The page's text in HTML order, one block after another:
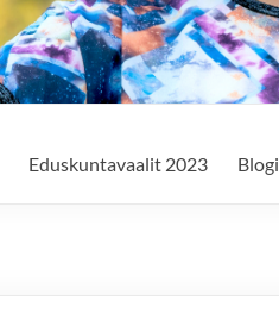
Eduskuntavaalit 2023 Blogi